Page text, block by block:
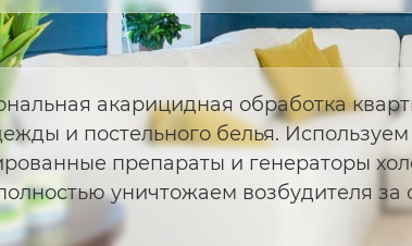
акарицидная обработка
и постельного белья. Используем
препараты и генераторы
уничтожаем возбудителя за